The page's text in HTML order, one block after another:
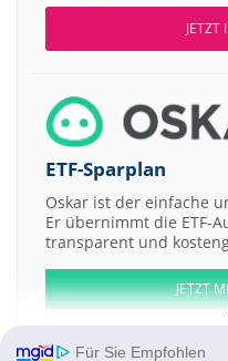
JETZT
ETF-Sparplan
Oskar ist der einfache
Er übernimmt die ETF-
transparent und
JETZT
Für Sie Empfohlen